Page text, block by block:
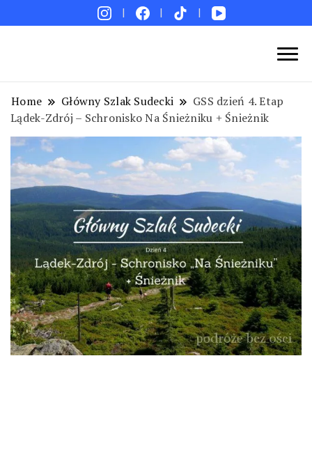
Blog podróżniczy. Najpiękniejsze miejsca w Polsce i
na świecie. Ciekawe miejsca. Pomysły na weekend i
wakacje. Porady. Relacje z podróży.
Home Główny Szlak Sudecki
GSS dzień 4. Etap
Lądek-Zdrój – Schronisko Na Śnieżniku + Śnieżnik